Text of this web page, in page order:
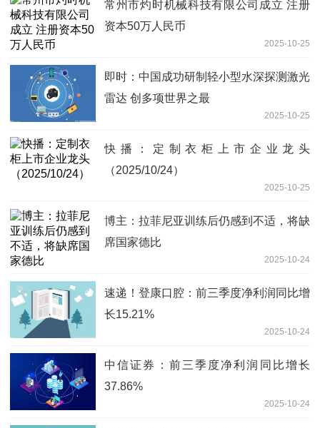
常州市灼时机械科技有限公司成立 注册
资本50万人民币
2025-10-25
即时：中国成功研制轻小型水深探测激光
雷达 创多项世界之最
2025-10-25
快播：定制衣柜上市企业龙头
（2025/10/24）
2025-10-25
博主：拉菲尼亚训练后仍感到不适，将缺
席国家德比
2025-10-24
速递！登康口腔：前三季度净利润同比增
长15.21%
2025-10-24
中信证券：前三季度净利润同比增长
37.86%
2025-10-24